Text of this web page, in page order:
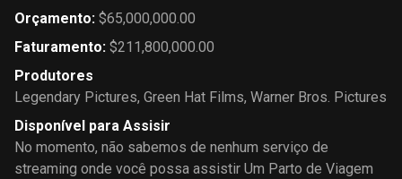
Orçamento: $65,000,000.00
Faturamento: $211,800,000.00
Produtores
Legendary Pictures, Green Hat Films, Warner Bros. Pictures
Disponível para Assisir
No momento, não sabemos de nenhum serviço de
streaming onde você possa assistir Um Parto de Viagem